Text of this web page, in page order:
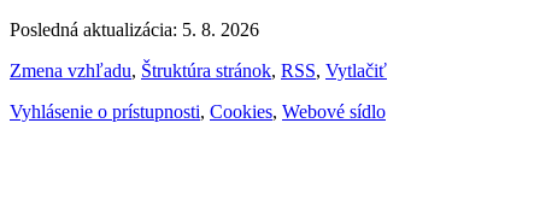
Posledná aktualizácia: 5. 8. 2026
Zmena vzhľadu, Štruktúra stránok, RSS, Vytlačiť
Vyhlásenie o prístupnosti, Cookies, Webové sídlo